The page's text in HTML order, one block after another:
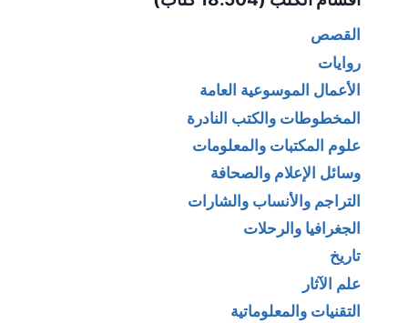
القصص
روايات
الأعمال الموسوعية العامة
المخطوطات والكتب النادرة
علوم المكتبات والمعلومات
وسائل الإعلام والصحافة
التراجم والأنساب والشارات
الجغرافيا والرحلات
تاريخ
علم الآثار
التقنيات والمعلوماتية